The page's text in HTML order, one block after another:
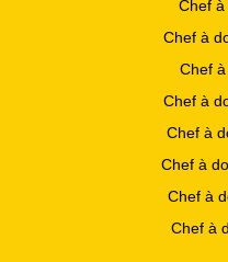
Chef à
Chef à
Chef
Chef à
Chef à
Chef à
Chef à
Chef à